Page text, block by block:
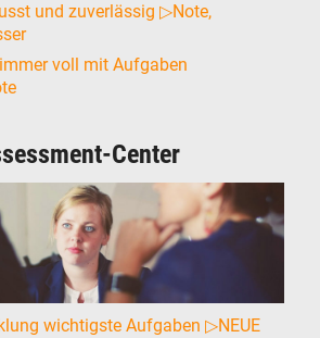
und zuverlässig ▷Note,
voll mit Aufgaben
Center
wichtigste Aufgaben ▷NEUE